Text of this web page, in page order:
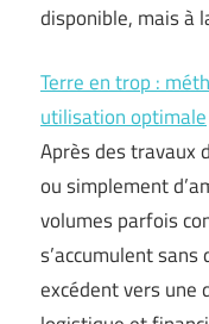
disponible, mais à
Terre en trop :
utilisation optimale
Après des travaux
ou simplement
volumes parfois
s’accumulent
excédent vers une